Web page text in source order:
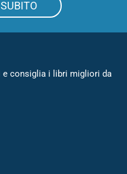
e consiglia i libri migliori da